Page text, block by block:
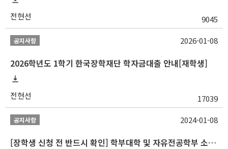
전현선 9045
공지사항
2026학년도 1학기 한국장학재단 학자금대출 안내[재학생]
전현선 17039
2026-01-08
공지사항
[장학생 신청 전 반드시 확인] 학부대학 및 자유전공학부 소속 학생 장학 통합 공지사항
2024-01-08